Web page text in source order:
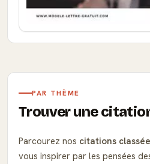
PAR THÈME
Trouver une
Parcourez nos citations
vous inspirer par les pensées